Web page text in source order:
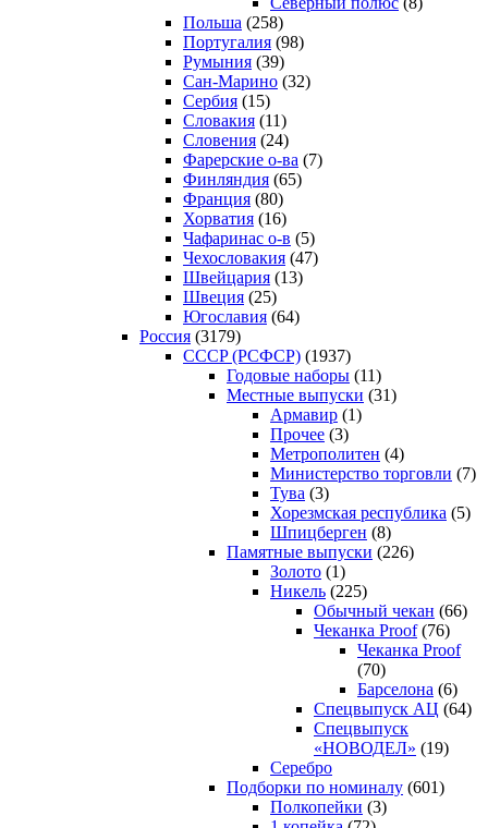
Польша (258)
Португалия (98)
Румыния (39)
Сан-Марино (32)
Сербия (15)
Словакия (11)
Словения (24)
Фарерские о-ва (7)
Финляндия (65)
Франция (80)
Хорватия (16)
Чафаринас о-в (5)
Чехословакия (47)
Швейцария (13)
Швеция (25)
Югославия (64)
Россия (3179)
CCCP (РСФСР) (1937)
Годовые наборы (11)
Местные выпуски (31)
Армавир (1)
Прочее (3)
Метрополитен (4)
Министерство торговли (7)
Тува (3)
Хорезмская республика (5)
Шпицберген (8)
Памятные выпуски (226)
Золото (1)
Никель (225)
Обычный чекан (66)
Чеканка Proof(76)
Чеканка Proof
(70)
Барселона (6)
Спецвыпуск АЦ (64)
Спецвыпуск
«НОВОДЕЛ» (19)
Серебро
Подборки по номиналу (601)
Полкопейки (3)